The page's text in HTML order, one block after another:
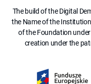
The build of the Digital
the Name of the
of the Foundation
creation under the